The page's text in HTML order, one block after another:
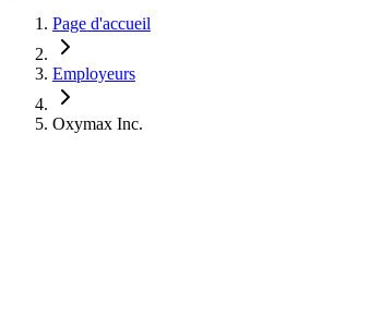
Page d'accueil
Employeurs
Oxymax Inc.